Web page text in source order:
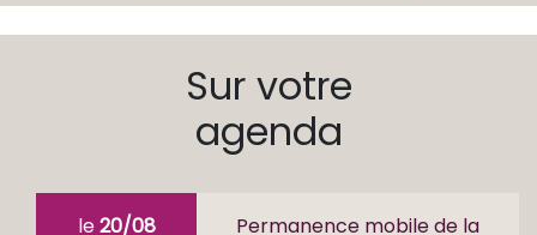
Sur votre
agenda
le20/08
Permanence mobile de la